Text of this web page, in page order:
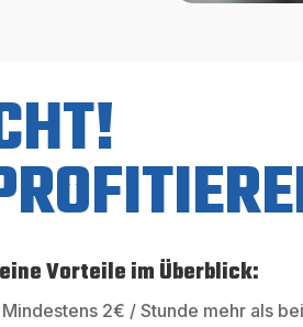
Vorteile im Überblick:
Mindestens 2€ / Stunde mehr als